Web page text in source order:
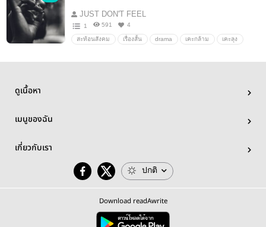
JUST DON'T FEEL
1 591 4
สะท้อนสังคม เรื่องสั้น drama เคะกล้าม เคะลุง
ดูเนื้อหา
เมนูของฉัน
เกี่ยวกับเรา
ปกติ
Download readAwrite